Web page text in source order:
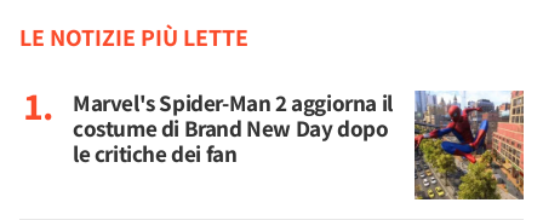
LE NOTIZIE PIÙ LETTE
Marvel's Spider-Man 2 aggiorna il
costume di Brand New Day dopo
le critiche dei fan